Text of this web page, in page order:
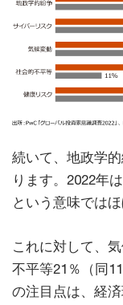
続いて、地政学
ります。2022年
という意味ではほ
これに対して、
不平等21％（同
の注目点は、経